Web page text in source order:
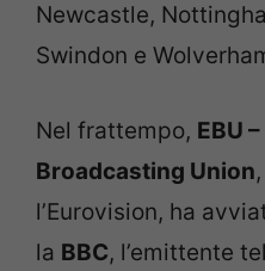
Newcastle,
Swindon e
Nel frattempo, EBU
Broadcasting Union
l’Eurovision, ha
la BBC, l’emittente